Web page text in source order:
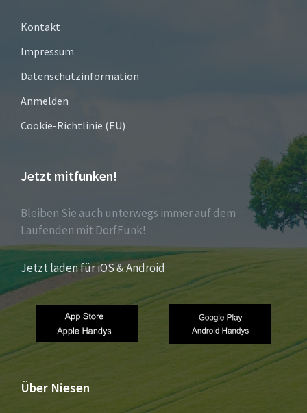
Kontakt
Impressum
Datenschutzinformation
Anmelden
Cookie-Richtlinie (EU)
Jetzt mitfunken!
Bleiben Sie auch unterwegs immer auf dem
Laufenden mit DorfFunk!
Jetzt laden für iOS & Android
Über Niesen